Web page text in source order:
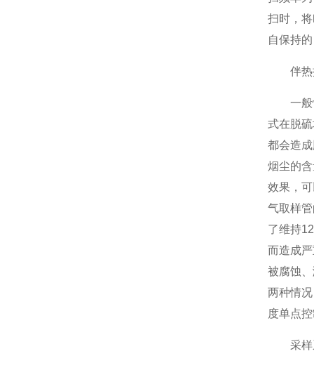
扫时，
自保持
伴热
一般情
式在脱
都会造
烟尘的
效果，
气取样
了维持
而造成
被腐蚀
两种情
度单点
采样